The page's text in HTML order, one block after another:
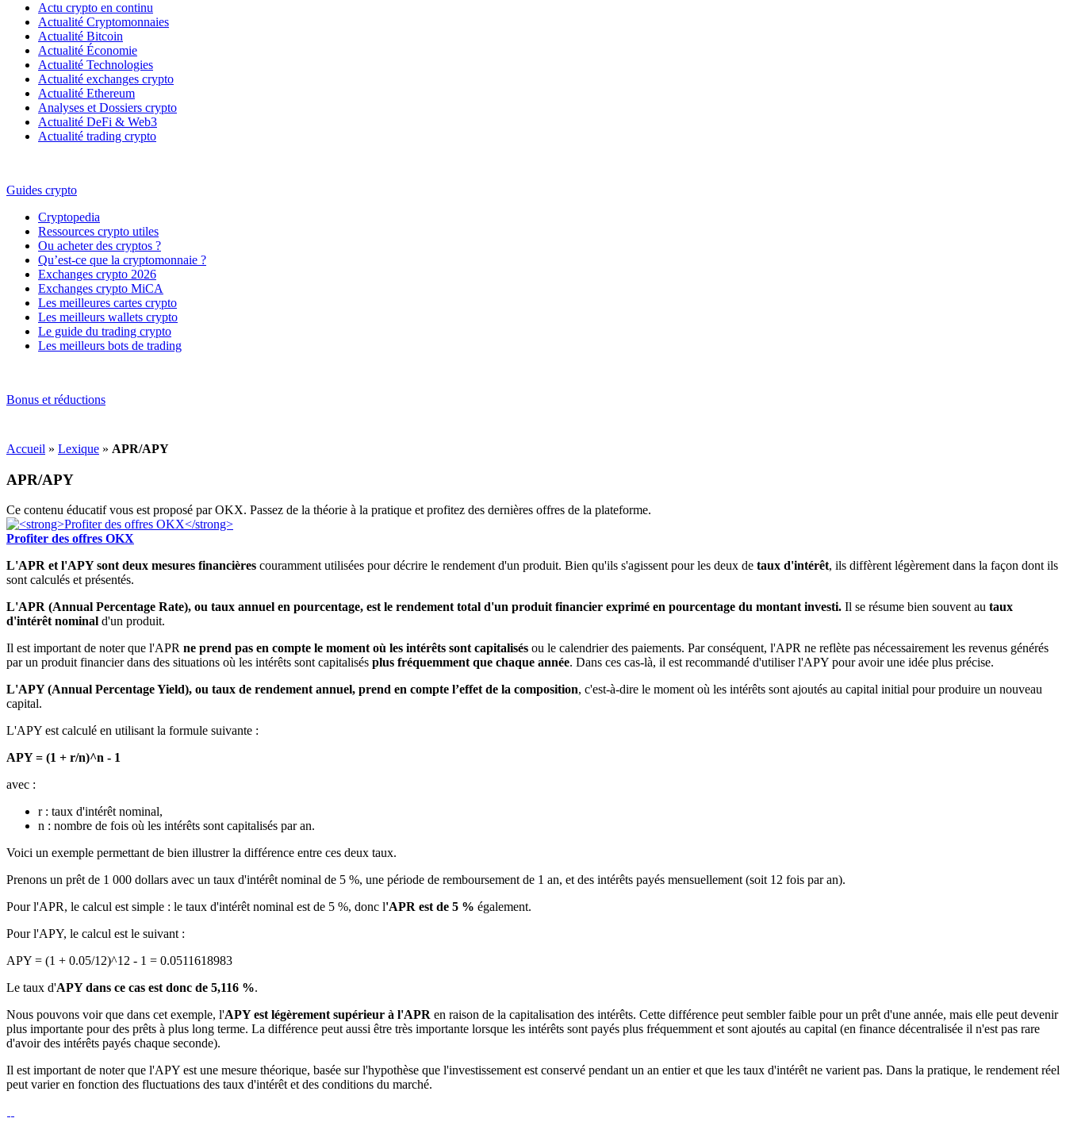
Actu crypto en continu
Actualité Cryptomonnaies
Actualité Bitcoin
Actualité Économie
Actualité Technologies
Actualité exchanges crypto
Actualité Ethereum
Analyses et Dossiers crypto
Actualité DeFi & Web3
Actualité trading crypto
Guides crypto
Cryptopedia
Ressources crypto utiles
Ou acheter des cryptos ?
Qu’est-ce que la cryptomonnaie ?
Exchanges crypto 2026
Exchanges crypto MiCA
Les meilleures cartes crypto
Les meilleurs wallets crypto
Le guide du trading crypto
Les meilleurs bots de trading
Bonus et réductions
Accueil » Lexique » APR/APY
APR/APY
Ce contenu éducatif vous est proposé par OKX. Passez de la théorie à la pratique et profitez des dernières offres de la plateforme.
Profiter des offres OKX
L'APR et l'APY sont deux mesures financières couramment utilisées pour décrire le rendement d'un produit. Bien qu'ils s'agissent pour les deux de taux d'intérêt, ils diffèrent légèrement dans la façon dont ils
sont calculés et présentés.
L'APR (Annual Percentage Rate), ou taux annuel en pourcentage, est le rendement total d'un produit financier exprimé en pourcentage du montant investi. Il se résume bien souvent au taux
d'intérêt nominal d'un produit.
Il est important de noter que l'APR ne prend pas en compte le moment où les intérêts sont capitalisés ou le calendrier des paiements. Par conséquent, l'APR ne reflète pas nécessairement les revenus générés
par un produit financier dans des situations où les intérêts sont capitalisés plus fréquemment que chaque année. Dans ces cas-là, il est recommandé d'utiliser l'APY pour avoir une idée plus précise.
L'APY (Annual Percentage Yield), ou taux de rendement annuel, prend en compte l’effet de la composition, c'est-à-dire le moment où les intérêts sont ajoutés au capital initial pour produire un nouveau
capital.
L'APY est calculé en utilisant la formule suivante :
APY = (1 + r/n)^n - 1
avec :
r : taux d'intérêt nominal,
n : nombre de fois où les intérêts sont capitalisés par an.
Voici un exemple permettant de bien illustrer la différence entre ces deux taux.
Prenons un prêt de 1 000 dollars avec un taux d'intérêt nominal de 5 %, une période de remboursement de 1 an, et des intérêts payés mensuellement (soit 12 fois par an).
Pour l'APR, le calcul est simple : le taux d'intérêt nominal est de 5 %, donc l'APR est de 5 % également.
Pour l'APY, le calcul est le suivant :
APY = (1 + 0.05/12)^12 - 1 = 0.0511618983
Le taux d'APY dans ce cas est donc de 5,116 %.
Nous pouvons voir que dans cet exemple, l'APY est légèrement supérieur à l'APR en raison de la capitalisation des intérêts. Cette différence peut sembler faible pour un prêt d'une année, mais elle peut devenir
plus importante pour des prêts à plus long terme. La différence peut aussi être très importante lorsque les intérêts sont payés plus fréquemment et sont ajoutés au capital (en finance décentralisée il n'est pas rare
d'avoir des intérêts payés chaque seconde).
Il est important de noter que l'APY est une mesure théorique, basée sur l'hypothèse que l'investissement est conservé pendant un an entier et que les taux d'intérêt ne varient pas. Dans la pratique, le rendement réel
peut varier en fonction des fluctuations des taux d'intérêt et des conditions du marché.